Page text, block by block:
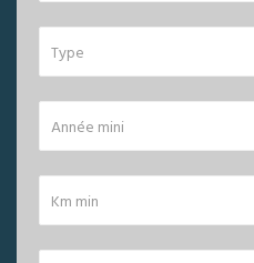
Type
Année mini
Km min